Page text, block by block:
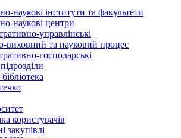
наукові інститути та факультети
наукові центри
управлінські
виховний та науковий процес
господарські
користувачів
закупівлі